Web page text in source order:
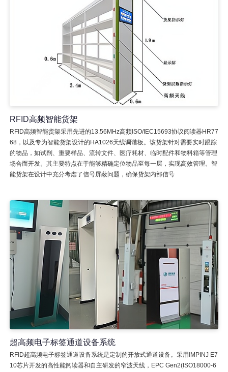
RFID高频智能货架
RFID高频智能货架采用先进的13.56MHz高频ISO/IEC15693协议阅读器HR77
68，以及专为智能货架设计的HA1026天线调谐板。该货架针对需要实时跟踪
的物品，如试剂、重要样品、流转文件、医疗耗材、临时配件和物料箱等管理
场合而开发。其主要特点在于能够精确定位物品至每一层，实现高效管理。智
能货架在设计中充分考虑了信号屏蔽问题，确保货架内部信号
超高频电子标签通道设备系统
RFID超高频电子标签通道设备系统是定制的开放式通道设备。采用IMPINJ E7
10芯片开发的高性能阅读器和自主研发的窄波天线，EPC Gen2(ISO18000-6